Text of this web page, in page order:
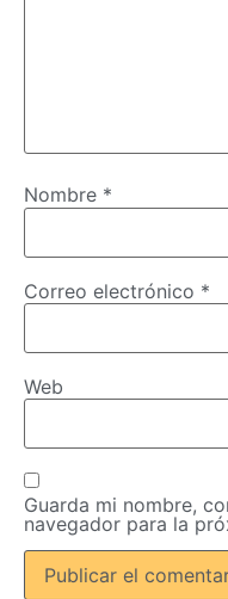
Nombre *
Correo electrónico *
Web
Guarda mi nombre,
navegador para la